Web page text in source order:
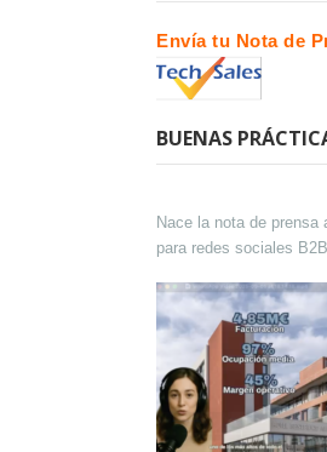
Envía tu Nota de
BUENAS
Nace la nota de prensa
para redes sociales